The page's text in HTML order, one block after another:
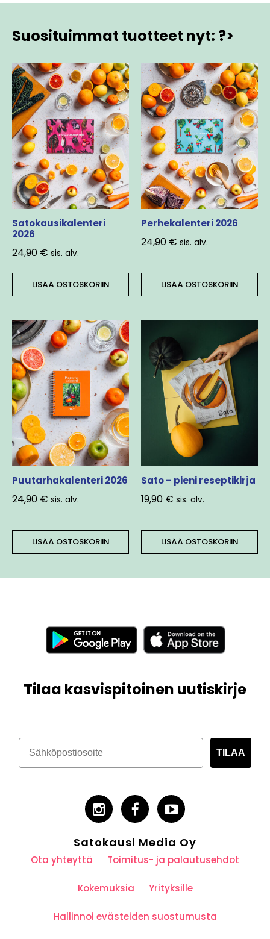
Suosituimmat tuotteet nyt: ?>
Satokausikalenteri
2026
24,90 € sis. alv.
LISÄÄ OSTOSKORIIN
Perhekalenteri 2026
24,90 € sis. alv.
LISÄÄ OSTOSKORIIN
Puutarhakalenteri 2026
24,90 € sis. alv.
LISÄÄ OSTOSKORIIN
Sato – pieni reseptikirja
19,90 € sis. alv.
LISÄÄ OSTOSKORIIN
Tilaa kasvispitoinen uutiskirje
TILAA
Satokausi Media Oy
Ota yhteyttä Toimitus- ja palautusehdot
Kokemuksia Yrityksille
Hallinnoi evästeiden suostumusta